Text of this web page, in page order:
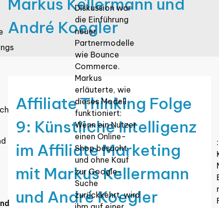
André Koegler
Affiliate Thinking Folge
9: Künstliche Intelligenz
im Affiliate Marketing
mit Markus Kellermann
und André Koegler
Diskussion war
die Einführung
neuer
Partnermodelle
wie Bounce
Commerce.
Markus
erläuterte, wie
dieses Modell
funktioniert:
Wenn ein Nutzer
einen Online-
Shop besucht
und ohne Kauf
zur Google-
Suche
zurückkehrt, wird